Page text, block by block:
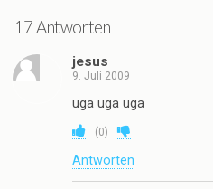
17 Antworten
jesus
9. Juli 2009
uga uga uga
(0)
Antworten